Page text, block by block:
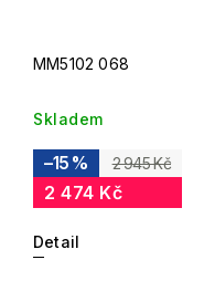
MM5102 068
Skladem
2 945 Kč
–15 %
2 474 Kč
Detail